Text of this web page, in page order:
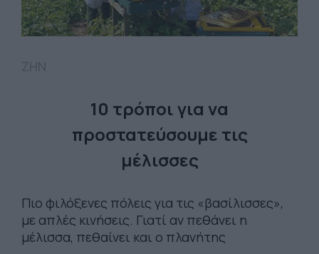
10 τρόποι για να
προστατεύσουμε τις
μέλισσες
Πιο φιλόξενες πόλεις για τις «βασίλισσες»,
με απλές κινήσεις. Γιατί αν πεθάνει η
μέλισσα, πεθαίνει και ο πλανήτης